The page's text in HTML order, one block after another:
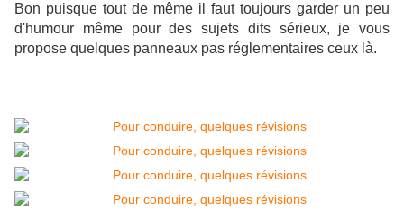
Bon puisque tout de même il faut toujours garder un peu
d'humour même pour des sujets dits sérieux, je vous
propose quelques panneaux pas réglementaires ceux là.